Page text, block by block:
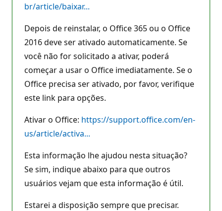
br/article/baixar...
Depois de reinstalar, o Office 365 ou o Office
2016 deve ser ativado automaticamente. Se
você não for solicitado a ativar, poderá
começar a usar o Office imediatamente. Se o
Office precisa ser ativado, por favor, verifique
este link para opções.
Ativar o Office: https://support.office.com/en-
us/article/activa...
Esta informação lhe ajudou nesta situação?
Se sim, indique abaixo para que outros
usuários vejam que esta informação é útil.
Estarei a disposição sempre que precisar.